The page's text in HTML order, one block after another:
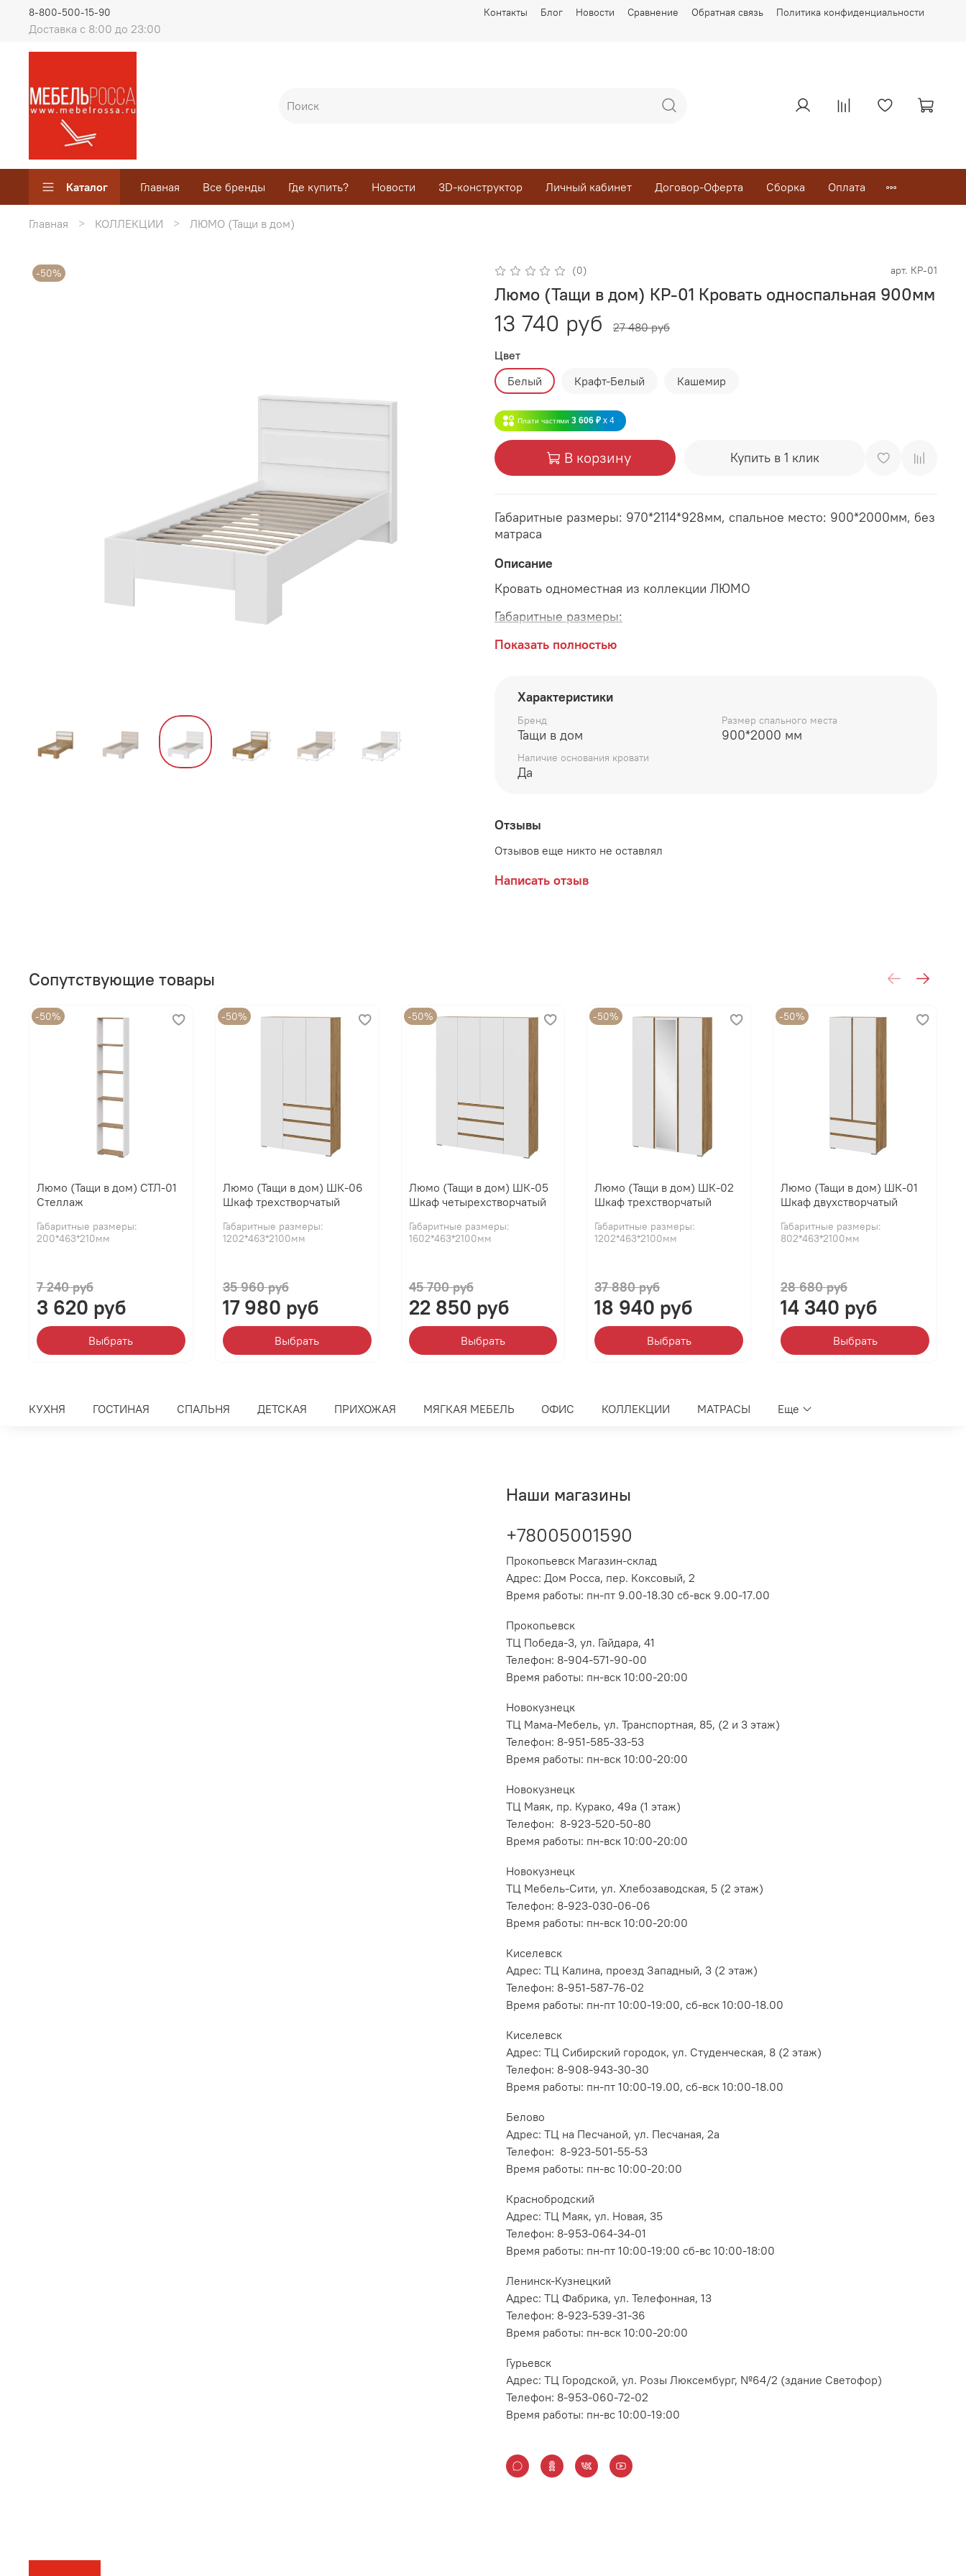
Контакты Блог Новости Сравнение Обратная связь Политика конфиденциальности
Доставка с 8:00 до 23:00
8-800-500-15-90
Каталог Главная Все бренды Где купить? Новости 3D-конструктор Личный кабинет Договор-Оферта Сборка Оплата
Главная КОЛЛЕКЦИИ ЛЮМО (Тащи в дом)
-50% (0) арт. КР-01
Люмо (Тащи в дом) КР-01 Кровать односпальная 900мм
13 740 руб
27 480 руб
Цвет
Белый
Крафт-Белый Кашемир
Плати частями 3 606 ₽ x 4
В корзину Купить в 1 клик
Габаритные размеры: 970*2114*928мм, спальное место: 900*2000мм, без
матраса
Описание
Кровать одноместная из коллекции ЛЮМО
Габаритные размеры:
длина 2114 мм
высота 928 мм
Размер спального места:
900*2000 мм
Возможные расцветки:
Белый / Белый
Показать полностью
Характеристики
Бренд
Тащи в дом
Размер спального места
900*2000 мм
Наличие основания кровати
Да
Отзывы
Отзывов еще никто не оставлял
Написать отзыв
Сопутствующие товары
-50%
Люмо (Тащи в дом) СТЛ-01
Стеллаж
Габаритные размеры:
200*463*210мм
7 240 руб
3 620 руб
Выбрать
-50%
Люмо (Тащи в дом) ШК-06
Шкаф трехстворчатый
Габаритные размеры:
1202*463*2100мм
35 960 руб
17 980 руб
Выбрать
-50%
Люмо (Тащи в дом) ШК-05
Шкаф четырехстворчатый
Габаритные размеры:
1602*463*2100мм
45 700 руб
22 850 руб
Выбрать
-50%
Люмо (Тащи в дом) ШК-02
Шкаф трехстворчатый
Габаритные размеры:
1202*463*2100мм
37 880 руб
18 940 руб
Выбрать
-50%
Люмо (Тащи в дом) ШК-01
Шкаф двухстворчатый
Габаритные размеры:
802*463*2100мм
28 680 руб
14 340 руб
Выбрать
КУХНЯ ГОСТИНАЯ СПАЛЬНЯ ДЕТСКАЯ ПРИХОЖАЯ МЯГКАЯ МЕБЕЛЬ ОФИС КОЛЛЕКЦИИ МАТРАСЫ Еще
Наши магазины
+78005001590
Прокопьевск Магазин-склад
Адрес: Дом Росса, пер. Коксовый, 2
Время работы: пн-пт 9.00-18.30 сб-вск 9.00-17.00
Прокопьевск
ТЦ Победа-3, ул. Гайдара, 41
Телефон: 8-904-571-90-00
Время работы: пн-вск 10:00-20:00
Новокузнецк
ТЦ Мама-Мебель, ул. Транспортная, 85, (2 и 3 этаж)
Телефон: 8-951-585-33-53
Время работы: пн-вск 10:00-20:00
Новокузнецк
ТЦ Маяк, пр. Курако, 49а (1 этаж)
Телефон: 8-923-520-50-80
Время работы: пн-вск 10:00-20:00
Новокузнецк
ТЦ Мебель-Сити, ул. Хлебозаводская, 5 (2 этаж)
Телефон: 8-923-030-06-06
Время работы: пн-вск 10:00-20:00
Киселевск
Адрес: ТЦ Калина, проезд Западный, 3 (2 этаж)
Телефон: 8-951-587-76-02
Время работы: пн-пт 10:00-19:00, сб-вск 10:00-18.00
Киселевск
Адрес: ТЦ Сибирский городок, ул. Студенческая, 8 (2 этаж)
Телефон: 8-908-943-30-30
Время работы: пн-пт 10:00-19.00, сб-вск 10:00-18.00
Белово
Адрес: ТЦ на Песчаной, ул. Песчаная, 2а
Телефон: 8-923-501-55-53
Время работы: пн-вс 10:00-20:00
Краснобродский
Адрес: ТЦ Маяк, ул. Новая, 35
Телефон: 8-953-064-34-01
Время работы: пн-пт 10:00-19:00 сб-вс 10:00-18:00
Ленинск-Кузнецкий
Адрес: ТЦ Фабрика, ул. Телефонная, 13
Телефон: 8-923-539-31-36
Время работы: пн-вск 10:00-20:00
Гурьевск
Адрес: ТЦ Городской, ул. Розы Люксембург, №64/2 (здание Светофор)
Телефон: 8-953-060-72-02
Время работы: пн-вс 10:00-19:00